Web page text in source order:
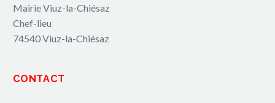
Mairie Viuz-la-Chiésaz
Chef-lieu
74540 Viuz-la-Chiésaz
CONTACT